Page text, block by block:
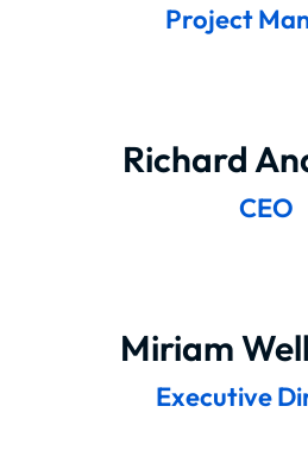
Project
Richard
CEO
Miriam
Executive